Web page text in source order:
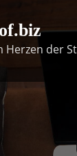
Herzen der